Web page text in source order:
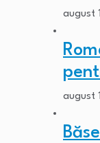
august
august